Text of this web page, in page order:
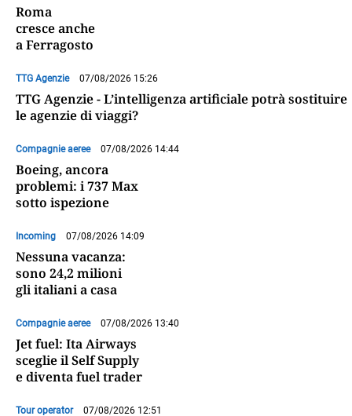
Roma
cresce anche
a Ferragosto
TTG Agenzie 07/08/2026 15:26
TTG Agenzie - L’intelligenza artificiale potrà sostituire
le agenzie di viaggi?
Compagnie aeree 07/08/2026 14:44
Boeing, ancora
problemi: i 737 Max
sotto ispezione
Incoming 07/08/2026 14:09
Nessuna vacanza:
sono 24,2 milioni
gli italiani a casa
Compagnie aeree 07/08/2026 13:40
Jet fuel: Ita Airways
sceglie il Self Supply
e diventa fuel trader
Tour operator 07/08/2026 12:51